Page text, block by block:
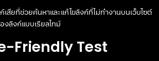
สียที่ช่วยค้นหาและแก้ไขลิงก์ที่ไม่ทำงานบนเว็บไซต์
ลิงก์แบบเรียลไทม์
Friendly Test